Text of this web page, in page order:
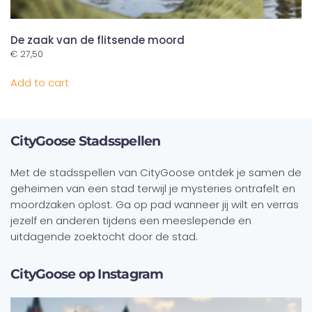
De zaak van de flitsende moord
€ 27,50
Add to cart
CityGoose Stadsspellen
Met de stadsspellen van CityGoose ontdek je samen de
geheimen van een stad terwijl je mysteries ontrafelt en
moordzaken oplost. Ga op pad wanneer jij wilt en verras
jezelf en anderen tijdens een meeslepende en
uitdagende zoektocht door de stad.
CityGoose op Instagram